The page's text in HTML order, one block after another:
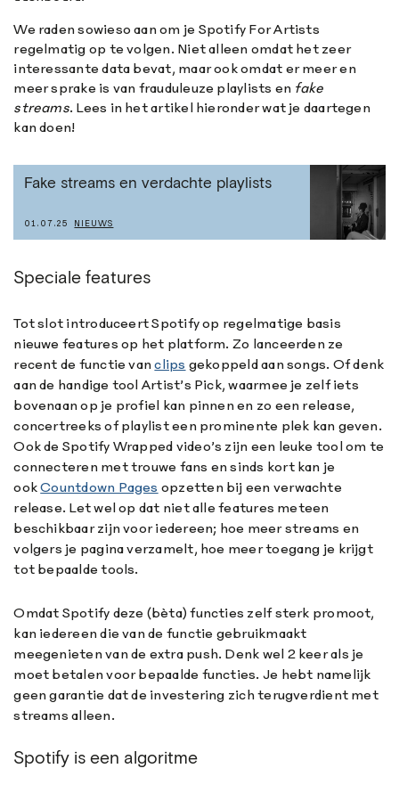
We raden sowieso aan om je Spotify For Artists
regelmatig op te volgen. Niet alleen omdat het zeer
interessante data bevat, maar ook omdat er meer en
meer sprake is van frauduleuze playlists en fake
streams. Lees in het artikel hieronder wat je daartegen
kan doen!
Fake streams en verdachte playlists
01.07.25 NIEUWS
Speciale features
Tot slot introduceert Spotify op regelmatige basis
nieuwe features op het platform. Zo lanceerden ze
recent de functie vanclips gekoppeld aan songs. Of denk
aan de handige tool Artist’s Pick, waarmee je zelf iets
bovenaan op je profiel kan pinnen en zo een release,
concertreeks of playlist een prominente plek kan geven.
Ook de Spotify Wrapped video’s zijn een leuke tool om te
connecteren met trouwe fans en sinds kort kan je
ookCountdown Pages opzetten bij een verwachte
release. Let wel op dat niet alle features meteen
beschikbaar zijn voor iedereen; hoe meer streams en
volgers je pagina verzamelt, hoe meer toegang je krijgt
tot bepaalde tools.
Omdat Spotify deze (bèta) functies zelf sterk promoot,
kan iedereen die van de functie gebruikmaakt
meegenieten van de extra push. Denk wel 2 keer als je
moet betalen voor bepaalde functies. Je hebt namelijk
geen garantie dat de investering zich terugverdient met
streams alleen.
Spotify is een algoritme